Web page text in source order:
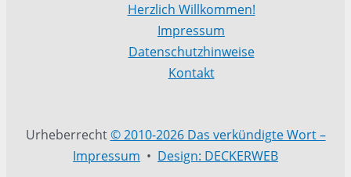
Herzlich Willkommen!
Impressum
Datenschutzhinweise
Kontakt
Urheberrecht© 2010-2026 Das verkündigte Wort –
Impressum • Design: DECKERWEB